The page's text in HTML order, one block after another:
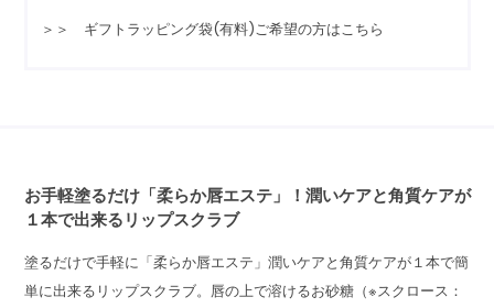
＞＞ ギフトラッピング袋(有料)ご希望の方はこちら
お手軽塗るだけ「柔らか唇エステ」！潤いケアと角質ケアが
１本で出来るリップスクラブ
塗るだけで手軽に「柔らか唇エステ」潤いケアと角質ケアが１本で簡
単に出来るリップスクラブ。唇の上で溶けるお砂糖（※スクロース：